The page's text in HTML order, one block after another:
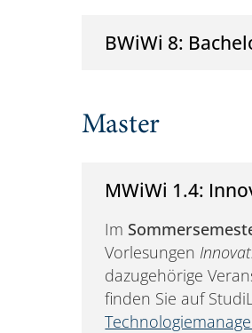
BWiWi 8:
Master
MWiWi 1.4:
Im
Vorlesungen
dazugehörige
finden Sie auf